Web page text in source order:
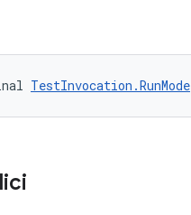
TestInvocation.RunMode